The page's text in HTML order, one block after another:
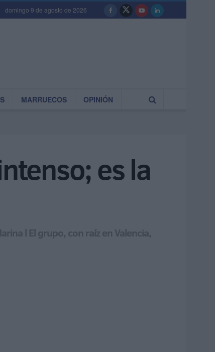
domingo 9 de agosto de 2026
MARRUECOS OPINIÓN
es la
l El grupo, con raíz en Valencia,